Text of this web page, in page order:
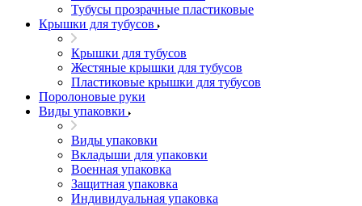
Тубусы прозрачные пластиковые
Крышки для тубусов
Крышки для тубусов
Жестяные крышки для тубусов
Пластиковые крышки для тубусов
Поролоновые руки
Виды упаковки
Виды упаковки
Вкладыши для упаковки
Военная упаковка
Защитная упаковка
Индивидуальная упаковка